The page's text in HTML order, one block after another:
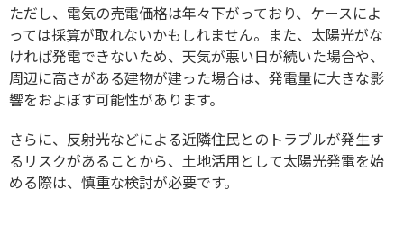
ただし、電気の売電価格は年々下がっており、ケースによ
っては採算が取れないかもしれません。また、太陽光がな
ければ発電できないため、天気が悪い日が続いた場合や、
周辺に高さがある建物が建った場合は、発電量に大きな影
響をおよぼす可能性があります。
さらに、反射光などによる近隣住民とのトラブルが発生す
るリスクがあることから、土地活用として太陽光発電を始
める際は、慎重な検討が必要です。